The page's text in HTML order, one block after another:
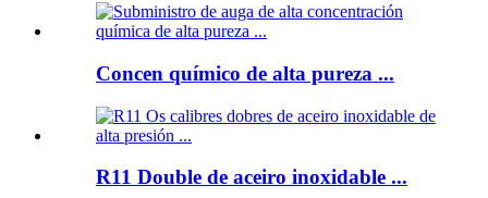
Concen químico de alta pureza ...
R11 Double de aceiro inoxidable ...